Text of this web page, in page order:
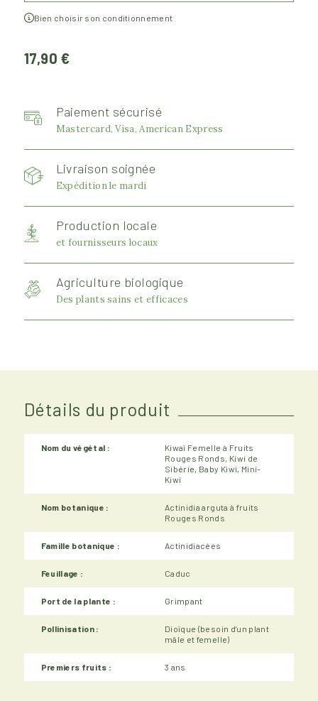
Bien choisir son conditionnement
17,90 €
Paiement sécurisé
Mastercard, Visa, American Express
Livraison soignée
Expédition le mardi
Production locale
et fournisseurs locaux
Agriculture biologique
Des plants sains et efficaces
Détails du produit
Nom du végétal :
Kiwaï Femelle à Fruits
Rouges Ronds, Kiwi de
Sibérie, Baby Kiwi, Mini-
Kiwi
Nom botanique :
Actinidia arguta à fruits
Rouges Ronds
Famille botanique : Actinidiacées
Feuillage : Caduc
Port de la plante : Grimpant
Pollinisation :
Dioïque (besoin d'un plant
mâle et femelle)
Premiers fruits : 3 ans